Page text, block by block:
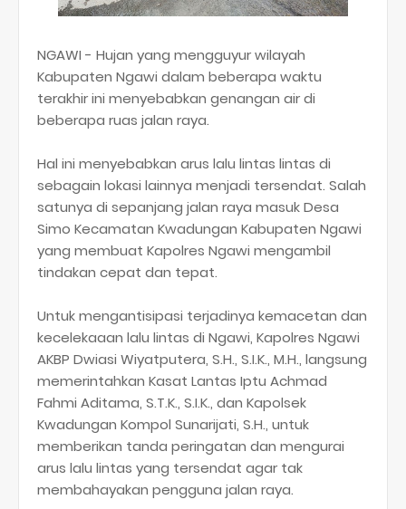
NGAWI - Hujan yang mengguyur wilayah
Kabupaten Ngawi dalam beberapa waktu
terakhir ini menyebabkan genangan air di
beberapa ruas jalan raya.
Hal ini menyebabkan arus lalu lintas lintas di
sebagain lokasi lainnya menjadi tersendat. Salah
satunya di sepanjang jalan raya masuk Desa
Simo Kecamatan Kwadungan Kabupaten Ngawi
yang membuat Kapolres Ngawi mengambil
tindakan cepat dan tepat.
Untuk mengantisipasi terjadinya kemacetan dan
kecelekaaan lalu lintas di Ngawi, Kapolres Ngawi
AKBP Dwiasi Wiyatputera, S.H., S.I.K., M.H., langsung
memerintahkan Kasat Lantas Iptu Achmad
Fahmi Aditama, S.T.K., S.I.K., dan Kapolsek
Kwadungan Kompol Sunarijati, S.H., untuk
memberikan tanda peringatan dan mengurai
arus lalu lintas yang tersendat agar tak
membahayakan pengguna jalan raya.